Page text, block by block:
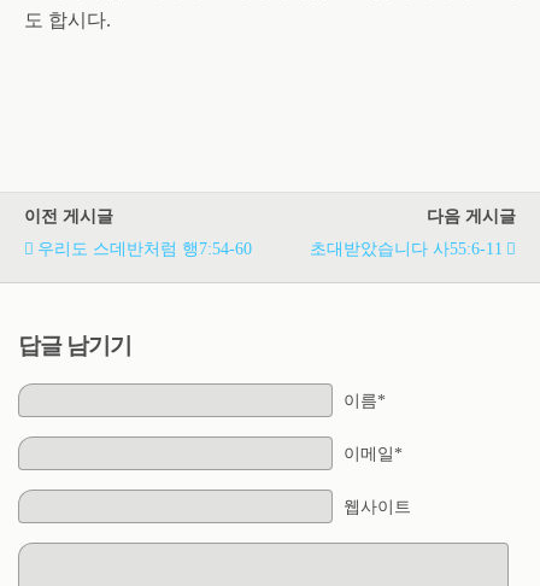
도 합시다.
이전 게시글
우리도 스데반처럼 행7:54-60
다음 게시글
초대받았습니다 사55:6-11
답글 남기기
이름*
이메일*
웹사이트